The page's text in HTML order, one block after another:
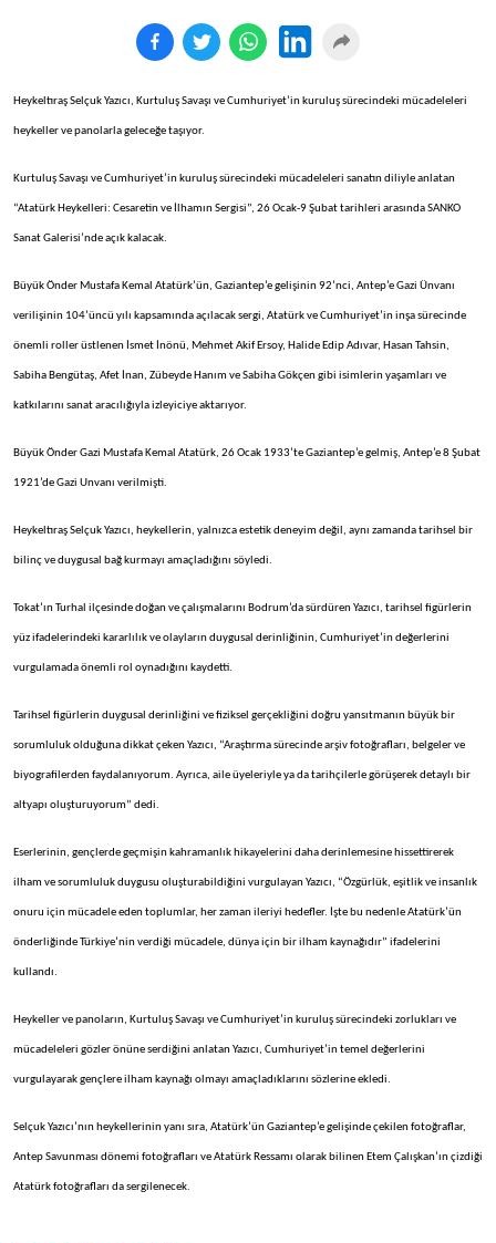
Heykeltıraş Selçuk Yazıcı, Kurtuluş Savaşı ve Cumhuriyet’in kuruluş sürecindeki mücadeleleri
heykeller ve panolarla geleceğe taşıyor.
Kurtuluş Savaşı ve Cumhuriyet’in kuruluş sürecindeki mücadeleleri sanatın diliyle anlatan
“Atatürk Heykelleri: Cesaretin ve İlhamın Sergisi”, 26 Ocak-9 Şubat tarihleri arasında SANKO
Sanat Galerisi’nde açık kalacak.
Büyük Önder Mustafa Kemal Atatürk’ün, Gaziantep’e gelişinin 92’nci, Antep’e Gazi Ünvanı
verilişinin 104’üncü yılı kapsamında açılacak sergi, Atatürk ve Cumhuriyet’in inşa sürecinde
önemli roller üstlenen İsmet İnönü, Mehmet Akif Ersoy, Halide Edip Adıvar, Hasan Tahsin,
Sabiha Bengütaş, Afet İnan, Zübeyde Hanım ve Sabiha Gökçen gibi isimlerin yaşamları ve
katkılarını sanat aracılığıyla izleyiciye aktarıyor.
Büyük Önder Gazi Mustafa Kemal Atatürk, 26 Ocak 1933’te Gaziantep’e gelmiş, Antep’e 8 Şubat
1921’de Gazi Unvanı verilmişti.
Heykeltıraş Selçuk Yazıcı, heykellerin, yalnızca estetik deneyim değil, aynı zamanda tarihsel bir
bilinç ve duygusal bağ kurmayı amaçladığını söyledi.
Tokat’ın Turhal ilçesinde doğan ve çalışmalarını Bodrum’da sürdüren Yazıcı, tarihsel figürlerin
yüz ifadelerindeki kararlılık ve olayların duygusal derinliğinin, Cumhuriyet’in değerlerini
vurgulamada önemli rol oynadığını kaydetti.
Tarihsel figürlerin duygusal derinliğini ve fiziksel gerçekliğini doğru yansıtmanın büyük bir
sorumluluk olduğuna dikkat çeken Yazıcı, “Araştırma sürecinde arşiv fotoğrafları, belgeler ve
biyografilerden faydalanıyorum. Ayrıca, aile üyeleriyle ya da tarihçilerle görüşerek detaylı bir
altyapı oluşturuyorum” dedi.
Eserlerinin, gençlerde geçmişin kahramanlık hikayelerini daha derinlemesine hissettirerek
ilham ve sorumluluk duygusu oluşturabildiğini vurgulayan Yazıcı, “Özgürlük, eşitlik ve insanlık
onuru için mücadele eden toplumlar, her zaman ileriyi hedefler. İşte bu nedenle Atatürk’ün
önderliğinde Türkiye’nin verdiği mücadele, dünya için bir ilham kaynağıdır” ifadelerini
kullandı.
Heykeller ve panoların, Kurtuluş Savaşı ve Cumhuriyet’in kuruluş sürecindeki zorlukları ve
mücadeleleri gözler önüne serdiğini anlatan Yazıcı, Cumhuriyet’in temel değerlerini
vurgulayarak gençlere ilham kaynağı olmayı amaçladıklarını sözlerine ekledi.
Selçuk Yazıcı’nın heykellerinin yanı sıra, Atatürk’ün Gaziantep’e gelişinde çekilen fotoğraflar,
Antep Savunması dönemi fotoğrafları ve Atatürk Ressamı olarak bilinen Etem Çalışkan’ın çizdiği
Atatürk fotoğrafları da sergilenecek.